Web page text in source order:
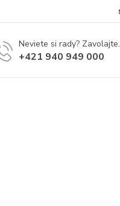
Neviete si rady? Zavolajte.
+421 940 949 000